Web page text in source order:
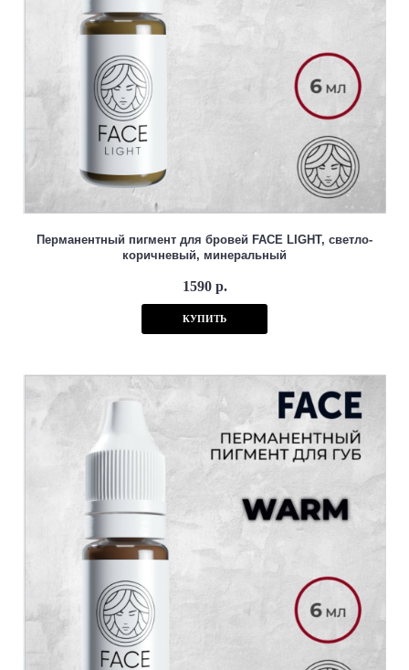
Перманентный пигмент для бровей FACE LIGHT, светло-
коричневый, минеральный
1590 р.
КУПИТЬ